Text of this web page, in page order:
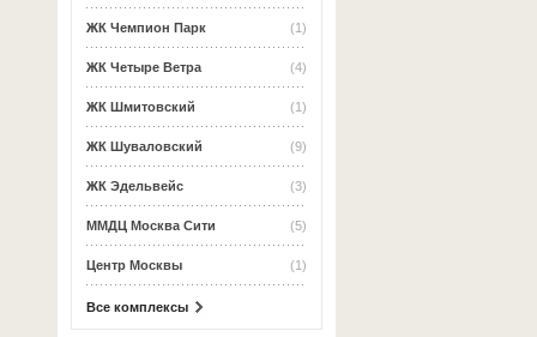
(1)
ЖК Чемпион Парк
(4)
ЖК Четыре Ветра
(1)
ЖК Шмитовский
(9)
ЖК Шуваловский
(3)
ЖК Эдельвейс
(5)
ММДЦ Москва Сити
(1)
Центр Москвы
Все комплексы